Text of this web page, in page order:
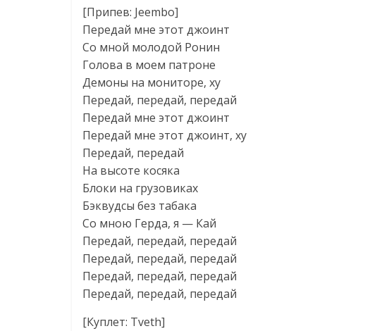
[Припев: Jeembo]
Передай мне этот джоинт
Со мной молодой Ронин
Голова в моем патроне
Демоны на мониторе, ху
Передай, передай, передай
Передай мне этот джоинт
Передай мне этот джоинт, ху
Передай, передай
На высоте косяка
Блоки на грузовиках
Бэквудсы без табака
Со мною Герда, я — Кай
Передай, передай, передай
Передай, передай, передай
Передай, передай, передай
Передай, передай, передай
[Куплет: Tveth]